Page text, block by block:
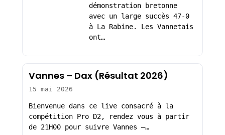
démonstration bretonne
avec un large succès 47-0
à La Rabine. Les Vannetais
ont…
Vannes – Dax (Résultat 2026)
15 mai 2026
Bienvenue dans ce live consacré à la
compétition Pro D2, rendez vous à partir
de 21H00 pour suivre Vannes –…